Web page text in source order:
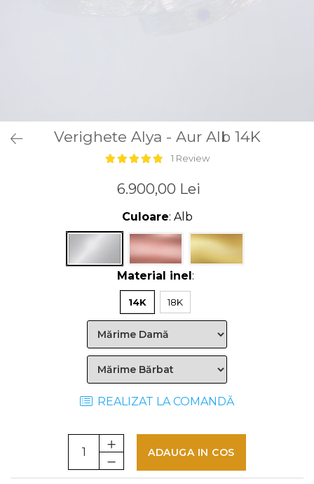
Verighete Alya - Aur Alb 14K
1 Review
6.900,00 Lei
Culoare: Alb
Material inel:
14K 18K
REALIZAT LA COMANDĂ
ADAUGA IN COS